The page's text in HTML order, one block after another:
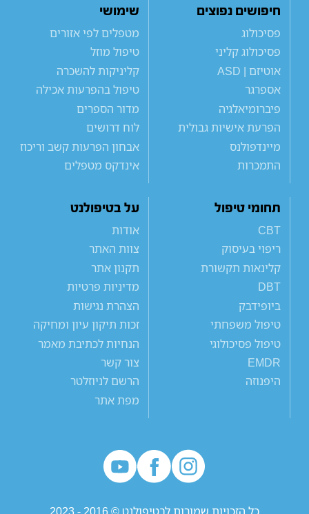
חיפושים נפוצים
פסיכולוג
פסיכולוג קליני
אוטיזם | ASD
אספרגר
פיברומיאלגיה
הפרעת אישיות גבולית
מיינדפולנס
התמכרות
שימושי
מטפלים לפי אזורים
טיפול מוזל
קליניקות להשכרה
טיפול בהפרעות אכילה
מדור הספרים
לוח דרושים
אבחון הפרעות קשב וריכוז
אינדקס מטפלים
תחומי טיפול
CBT
ריפוי בעיסוק
קלינאות תקשורת
DBT
ביופידבק
טיפול משפחתי
טיפול פסיכולוגי
EMDR
היפנוזה
על בטיפולנט
אודות
צוות האתר
תקנון אתר
מדיניות פרטיות
הצהרת נגישות
זכות תיקון עיון ומחיקה
הנחיות לכתיבת מאמר
צור קשר
הרשם לניוזלטר
מפת אתר